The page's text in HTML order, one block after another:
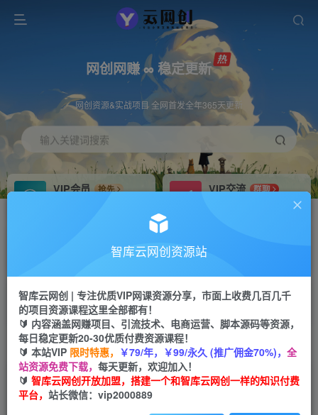
网创网赚 ∞ 稳定更新
网创资源&实战项目 全网首发全年365天更新
输入关键词搜索
VIP会员
抢先
VIP交流
群聊
研究探讨更多创业项目路子。
会员专属推广链接
网赚网创 项目
365天稳定跟新
APP下载
GO
首页 创业课程 会员免费 正文
独家揭秘价值一千的微博超话无限曝光引流精准
粉，创业粉，各类粉
智库云网创资源站
智库云网创 | 专注优质VIP网课资源分享，市面上收费几百几千
的项目资源课程这里全部都有！
🔰 内容涵盖网赚项目、引流技术、电商运营、脚本源码等资源，
每日稳定更新20-30优质付费资源课程！
🔰 本站VIP 限时特惠， ￥79/年，￥99/永久 (推广佣金70%)， 全
站资源免费下载， 每天更新，欢迎加入！
🔰 智库云网创开放加盟，搭建一个和智库云网创一样的知识付费
平台， 站长微信：vip2000889